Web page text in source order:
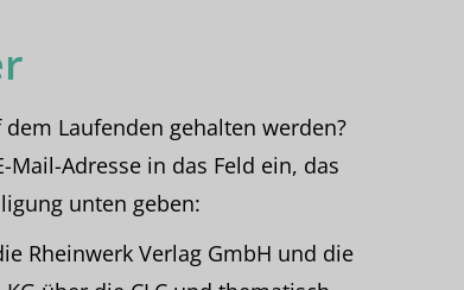
Laufenden gehalten werden?
Mail-Adresse in das Feld ein, das
unten geben:
Rheinwerk Verlag GmbH und die